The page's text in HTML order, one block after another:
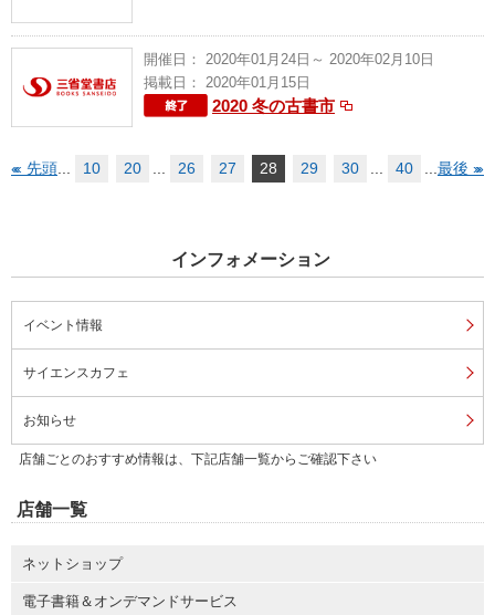
開催日： 2020年01月24日～ 2020年02月10日
掲載日： 2020年01月15日
2020 冬の古書市
« 先頭
« 10 20 26 27 28 29 30 40 »
最後 »
インフォメーション
イベント情報
サイエンスカフェ
お知らせ
店舗ごとのおすすめ情報は、下記店舗一覧からご確認下さい
店舗一覧
ネットショップ
電子書籍＆オンデマンドサービス